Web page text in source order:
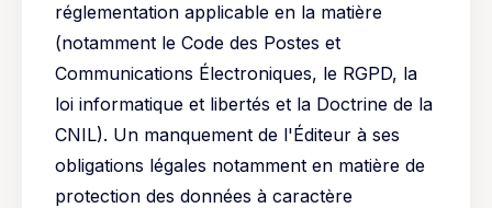
réglementation applicable en la matière
(notamment le Code des Postes et
Communications Électroniques, le RGPD, la
loi informatique et libertés et la Doctrine de la
CNIL). Un manquement de l'Éditeur à ses
obligations légales notamment en matière de
protection des données à caractère